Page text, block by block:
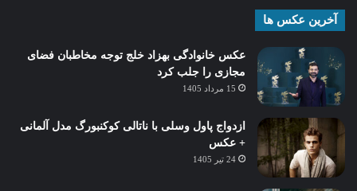
آخرین عکس ها
عکس خانوادگی بهزاد خلج توجه مخاطبان فضای
مجازی را جلب کرد
15 مرداد 1405
ازدواج پاول وسلی با ناتالی کوکنبورگ مدل آلمانی
+ عکس
24 تیر 1405